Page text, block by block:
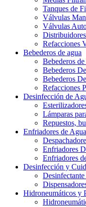
Tanques de
Válvulas
Válvulas
Refacciones
Bebederos de agua
Bebederos
Bebederos
Bebederos
Refacciones
Desinfección de
Lámparas
Repuestos,
Enfriadores de Agua
Enfriadores
Enfriadores
Desinfección y
Hidroneumáticos y